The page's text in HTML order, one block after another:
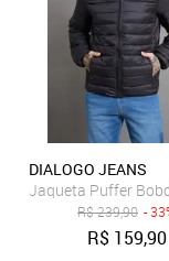
DIALOGO JEANS
Jaqueta Puffer
R$239,90 -
R$ 159,90